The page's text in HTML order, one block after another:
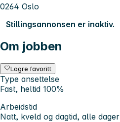
0264 Oslo
Stillingsannonsen er inaktiv.
Om jobben
Lagre favoritt
Type ansettelse
Fast, heltid 100%
Arbeidstid
Natt, kveld og dagtid, alle dager